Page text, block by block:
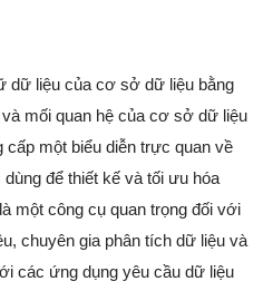
dữ liệu của cơ sở dữ liệu bằng
mối quan hệ của cơ sở dữ liệu
một biểu diễn trực quan về
để thiết kế và tối ưu hóa
một công cụ quan trọng đối với
chuyên gia phân tích dữ liệu và
các ứng dụng yêu cầu dữ liệu